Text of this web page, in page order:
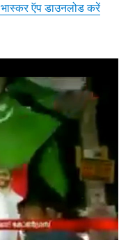
ऍप डाउनलोड करें